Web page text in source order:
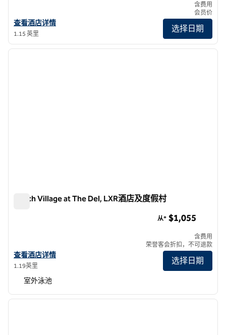
查看 SLH 酒店 The Bower Coronado 的酒店详情
查看酒店详情
1.15 英里
含费用
会员价
选择日期
1/9
1/9
下一
Beach Village at The Del, LXR酒店及度假村
查看希尔顿LXR酒店及度假村Beach Village at The Del的详细信息
查看酒店详情
1.19英里
从* $1,055
含费用
荣誉客会折扣，不可退款
选择日期
室外泳池
1/12
下一